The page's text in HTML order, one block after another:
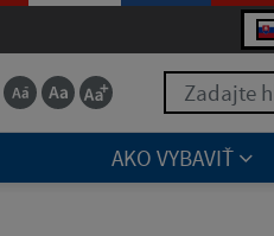
Zadajte
AKO VYBAVIŤ